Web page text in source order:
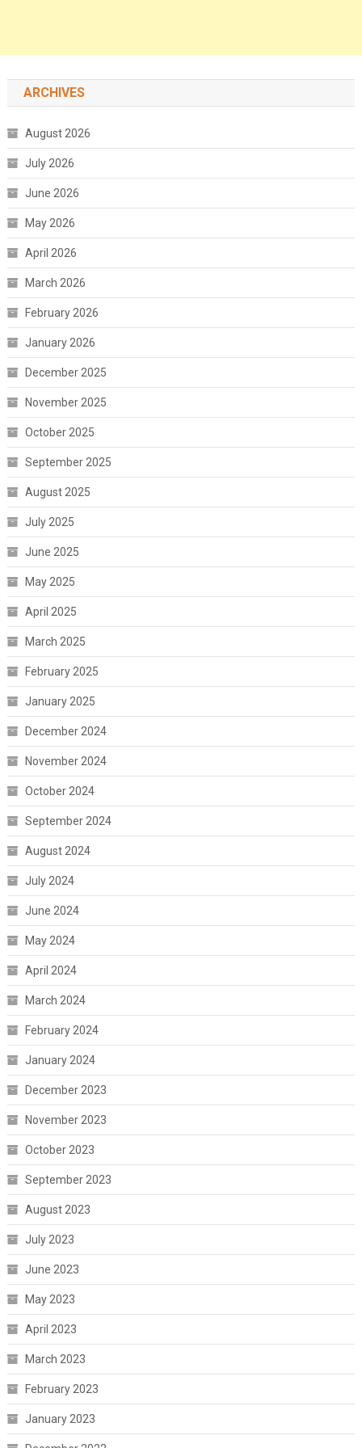
ARCHIVES
August 2026
July 2026
June 2026
May 2026
April 2026
March 2026
February 2026
January 2026
December 2025
November 2025
October 2025
September 2025
August 2025
July 2025
June 2025
May 2025
April 2025
March 2025
February 2025
January 2025
December 2024
November 2024
October 2024
September 2024
August 2024
July 2024
June 2024
May 2024
April 2024
March 2024
February 2024
January 2024
December 2023
November 2023
October 2023
September 2023
August 2023
July 2023
June 2023
May 2023
April 2023
March 2023
February 2023
January 2023